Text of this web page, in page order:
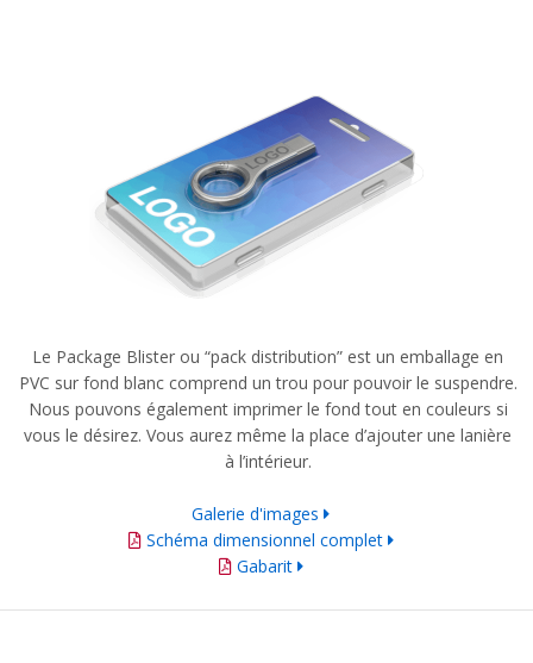
Le Package Blister ou “pack distribution” est un emballage en
PVC sur fond blanc comprend un trou pour pouvoir le suspendre.
Nous pouvons également imprimer le fond tout en couleurs si
vous le désirez. Vous aurez même la place d’ajouter une lanière
à l’intérieur.
Galerie d'images
Schéma dimensionnel complet
Gabarit